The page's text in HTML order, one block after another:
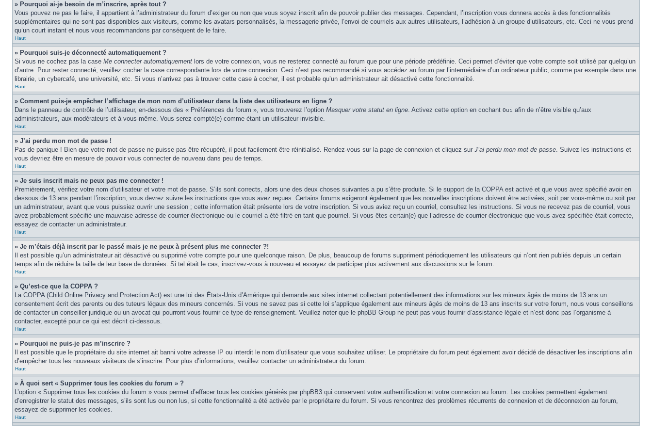
» Pourquoi ai-je besoin de m’inscrire, après tout ?
Vous pouvez ne pas le faire, il appartient à l’administrateur du forum d’exiger ou non que vous soyez inscrit afin de pouvoir publier des messages. Cependant, l’inscription vous donnera accès à des fonctionnalités
supplémentaires qui ne sont pas disponibles aux visiteurs, comme les avatars personnalisés, la messagerie privée, l’envoi de courriels aux autres utilisateurs, l’adhésion à un groupe d’utilisateurs, etc. Ceci ne vous prend
qu’un court instant et nous vous recommandons par conséquent de le faire.
Haut
» Pourquoi suis-je déconnecté automatiquement ?
Si vous ne cochez pas la case Me connecter automatiquement lors de votre connexion, vous ne resterez connecté au forum que pour une période prédéfinie. Ceci permet d’éviter que votre compte soit utilisé par quelqu’un
d’autre. Pour rester connecté, veuillez cocher la case correspondante lors de votre connexion. Ceci n’est pas recommandé si vous accédez au forum par l’intermédiaire d’un ordinateur public, comme par exemple dans une
librairie, un cybercafé, une université, etc. Si vous n’arrivez pas à trouver cette case à cocher, il est probable qu’un administrateur ait désactivé cette fonctionnalité.
Haut
» Comment puis-je empêcher l’affichage de mon nom d’utilisateur dans la liste des utilisateurs en ligne ?
Dans le panneau de contrôle de l’utilisateur, en-dessous des « Préférences du forum », vous trouverez l’option Masquer votre statut en ligne. Activez cette option en cochant Oui afin de n’être visible qu’aux
administrateurs, aux modérateurs et à vous-même. Vous serez compté(e) comme étant un utilisateur invisible.
Haut
» J’ai perdu mon mot de passe !
Pas de panique ! Bien que votre mot de passe ne puisse pas être récupéré, il peut facilement être réinitialisé. Rendez-vous sur la page de connexion et cliquez sur J’ai perdu mon mot de passe. Suivez les instructions et
vous devriez être en mesure de pouvoir vous connecter de nouveau dans peu de temps.
Haut
» Je suis inscrit mais ne peux pas me connecter !
Premièrement, vérifiez votre nom d’utilisateur et votre mot de passe. S’ils sont corrects, alors une des deux choses suivantes a pu s’être produite. Si le support de la COPPA est activé et que vous avez spécifié avoir en
dessous de 13 ans pendant l’inscription, vous devrez suivre les instructions que vous avez reçues. Certains forums exigeront également que les nouvelles inscriptions doivent être activées, soit par vous-même ou soit par
un administrateur, avant que vous puissiez ouvrir une session ; cette information était présente lors de votre inscription. Si vous aviez reçu un courriel, consultez les instructions. Si vous ne recevez pas de courriel, vous
avez probablement spécifié une mauvaise adresse de courrier électronique ou le courriel a été filtré en tant que pourriel. Si vous êtes certain(e) que l’adresse de courrier électronique que vous avez spécifiée était correcte,
essayez de contacter un administrateur.
Haut
» Je m’étais déjà inscrit par le passé mais je ne peux à présent plus me connecter ?!
Il est possible qu’un administrateur ait désactivé ou supprimé votre compte pour une quelconque raison. De plus, beaucoup de forums suppriment périodiquement les utilisateurs qui n’ont rien publiés depuis un certain
temps afin de réduire la taille de leur base de données. Si tel était le cas, inscrivez-vous à nouveau et essayez de participer plus activement aux discussions sur le forum.
Haut
» Qu’est-ce que la COPPA ?
La COPPA (Child Online Privacy and Protection Act) est une loi des États-Unis d’Amérique qui demande aux sites internet collectant potentiellement des informations sur les mineurs âgés de moins de 13 ans un
consentement écrit des parents ou des tuteurs légaux des mineurs concernés. Si vous ne savez pas si cette loi s’applique également aux mineurs âgés de moins de 13 ans inscrits sur votre forum, nous vous conseillons
de contacter un conseiller juridique ou un avocat qui pourront vous fournir ce type de renseignement. Veuillez noter que le phpBB Group ne peut pas vous fournir d’assistance légale et n’est donc pas l’organisme à
contacter, excepté pour ce qui est décrit ci-dessous.
Haut
» Pourquoi ne puis-je pas m’inscrire ?
Il est possible que le propriétaire du site internet ait banni votre adresse IP ou interdit le nom d’utilisateur que vous souhaitez utiliser. Le propriétaire du forum peut également avoir décidé de désactiver les inscriptions afin
d’empêcher tous les nouveaux visiteurs de s’inscrire. Pour plus d’informations, veuillez contacter un administrateur du forum.
Haut
» À quoi sert « Supprimer tous les cookies du forum » ?
L’option « Supprimer tous les cookies du forum » vous permet d’effacer tous les cookies générés par phpBB3 qui conservent votre authentification et votre connexion au forum. Les cookies permettent également
d’enregistrer le statut des messages, s’ils sont lus ou non lus, si cette fonctionnalité a été activée par le propriétaire du forum. Si vous rencontrez des problèmes récurrents de connexion et de déconnexion au forum,
essayez de supprimer les cookies.
Haut